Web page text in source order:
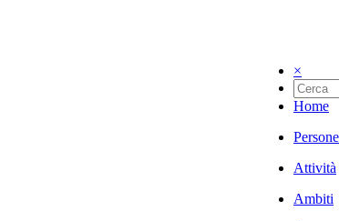
×
Home
Persone
Attività
Ambiti